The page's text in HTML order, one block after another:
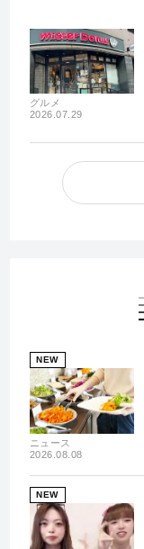
グルメ
2026.07.29
NEW
ニュース
2026.08.08
NEW